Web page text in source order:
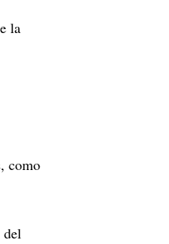
la
como
del